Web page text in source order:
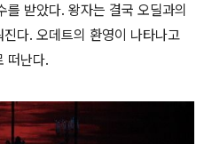
받았다. 왕자는 결국 오딜과의
다. 오데트의 환영이 나타나고
떠난다.